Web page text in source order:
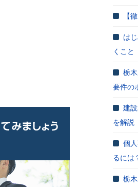
【
は
くこと
栃
要件の
建
を解説
個
るには
栃